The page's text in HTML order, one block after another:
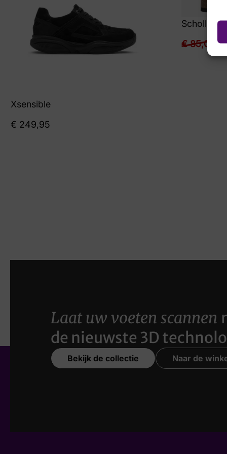
Xsensible
€ 249,95
Scholl
€85,00 €
Laat uw voeten scannen
de nieuwste 3D
Bekijk de collectie Naar de